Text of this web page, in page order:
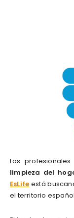
Los
limpieza del
EsLife está
el territorio